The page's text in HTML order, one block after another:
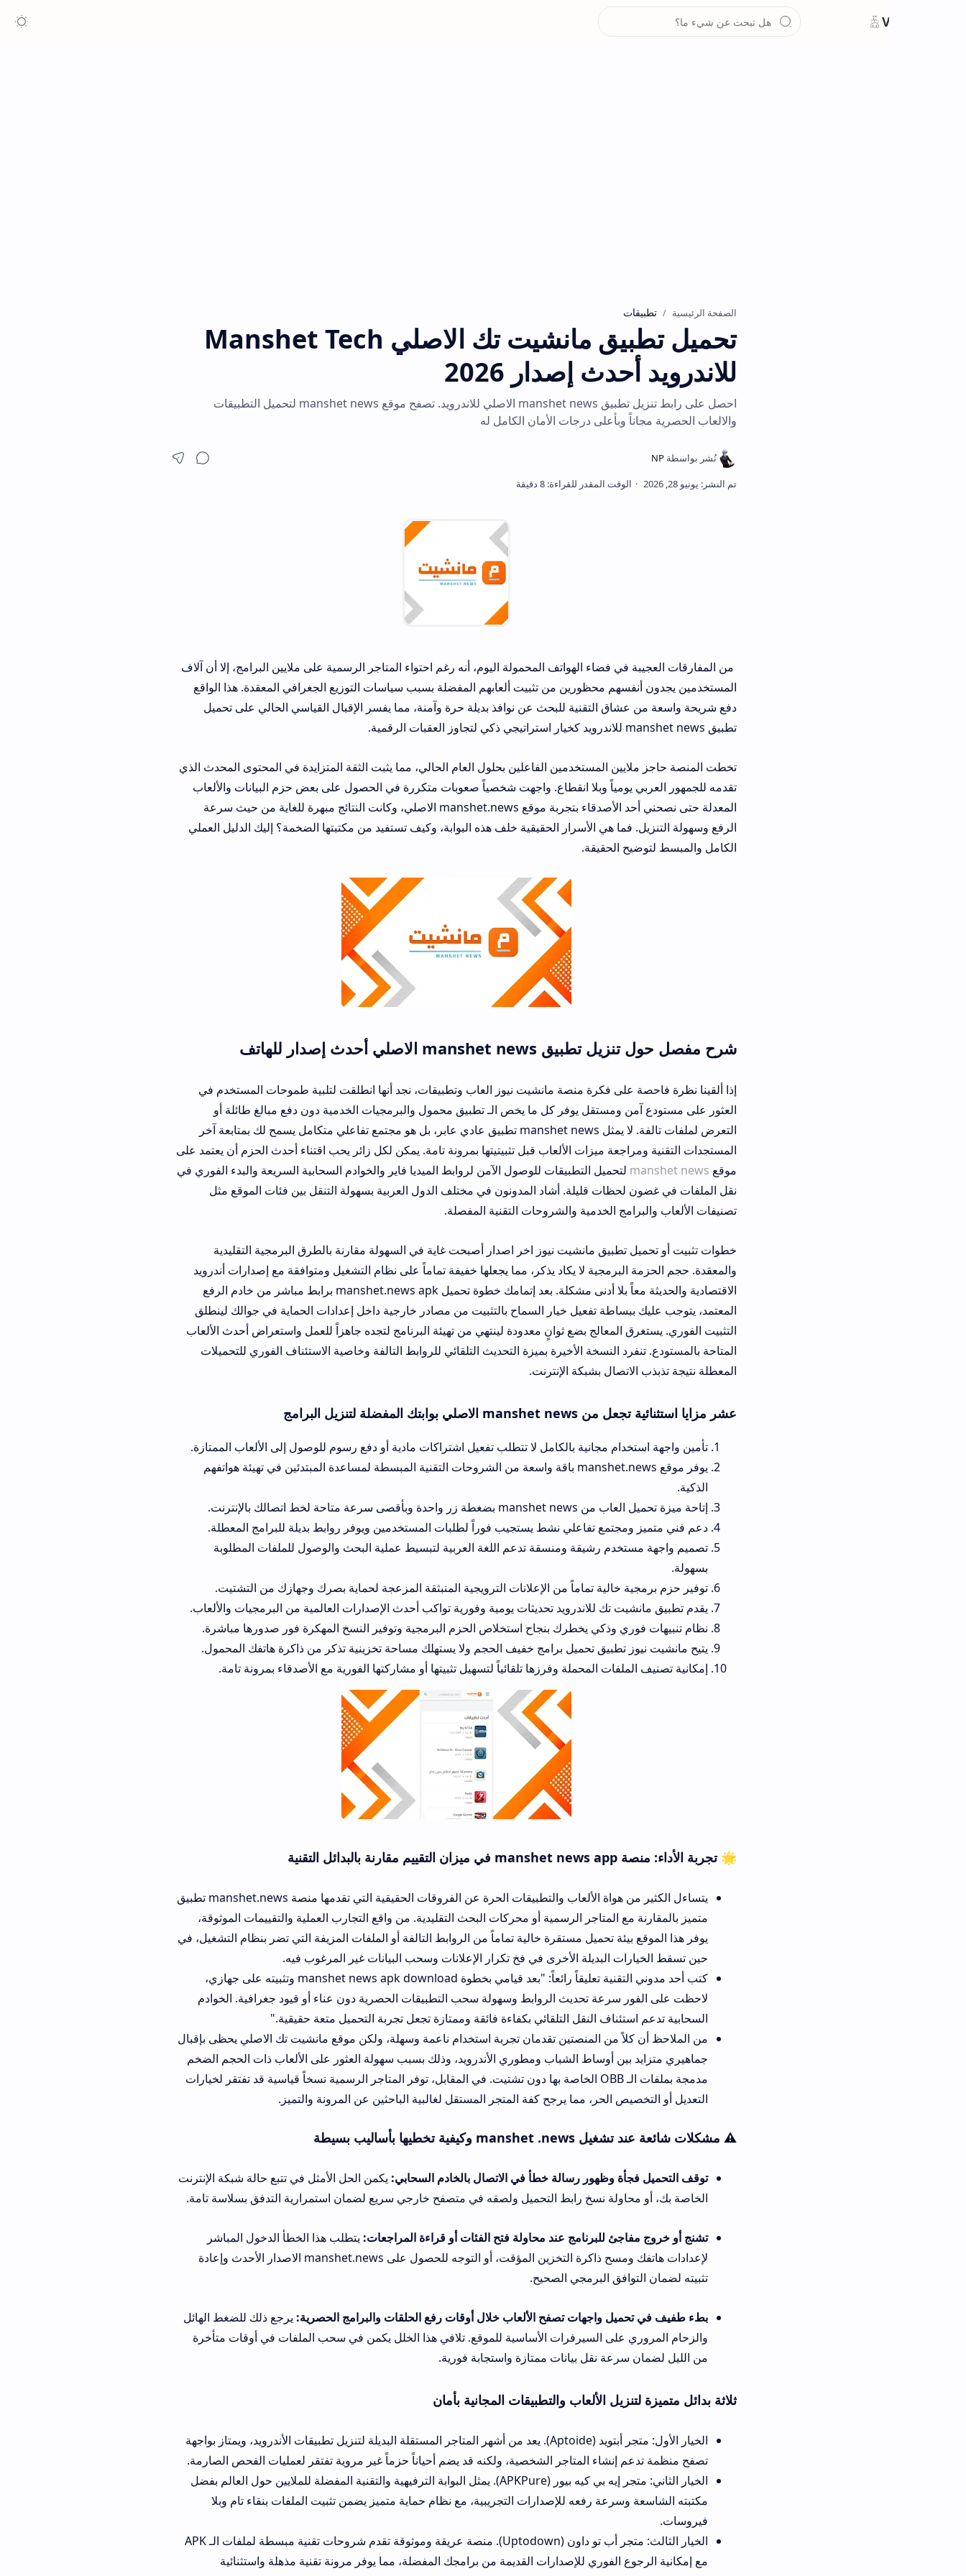
تطبيقات
تحميل تطبيق مانشيت تك الاصلي Manshet Tech
للاندرويد أحدث إصدار 2026
احصل على رابط تنزيل تطبيق manshet news الاصلي للاندرويد. تصفح موقع manshet news لتحميل التطبيقات
والالعاب الحصرية مجاناً وبأعلى درجات الأمان الكامل له
من المفارقات العجيبة في فضاء الهواتف المحمولة اليوم، أنه رغم احتواء المتاجر الرسمية على ملايين البرامج، إلا أن آلاف
المستخدمين يجدون أنفسهم محظورين من تثبيت ألعابهم المفضلة بسبب سياسات التوزيع الجغرافي المعقدة. هذا الواقع
دفع شريحة واسعة من عشاق التقنية للبحث عن نوافذ بديلة حرة وآمنة، مما يفسر الإقبال القياسي الحالي على تحميل
تخطت المنصة حاجز ملايين المستخدمين الفاعلين بحلول العام الحالي، مما يثبت الثقة المتزايدة في المحتوى المحدث الذي
تقدمه للجمهور العربي يومياً وبلا انقطاع. واجهت شخصياً صعوبات متكررة في الحصول على بعض حزم البيانات والألعاب
المعدلة حتى نصحني أحد الأصدقاء بتجربة موقع manshet.news الاصلي، وكانت النتائج مبهرة للغاية من حيث سرعة
الرفع وسهولة التنزيل. فما هي الأسرار الحقيقية خلف هذه البوابة، وكيف تستفيد من مكتبتها الضخمة؟ إليك الدليل العملي
الكامل والمبسط لتوضيح الحقيقة.
شرح مفصل حول تنزيل تطبيق manshet news الاصلي أحدث إصدار للهاتف
إذا ألقينا نظرة فاحصة على فكرة منصة مانشيت نيوز العاب وتطبيقات، نجد أنها انطلقت لتلبية طموحات المستخدم في
العثور على مستودع آمن ومستقل يوفر كل ما يخص الـ تطبيق محمول والبرمجيات الخدمية دون دفع مبالغ طائلة أو
التعرض لملفات تالفة. لا يمثل manshet news تطبيق عادي عابر، بل هو مجتمع تفاعلي متكامل يسمح لك بمتابعة آخر
المستجدات التقنية ومراجعة ميزات الألعاب قبل تثبيتيتها بمرونة تامة. يمكن لكل زائر يحب اقتناء أحدث الحزم أن يعتمد على
manshet newsلتحميل التطبيقات للوصول الآمن لروابط الميديا فاير والخوادم السحابية السريعة والبدء الفوري في
نقل الملفات في غضون لحظات قليلة. أشاد المدونون في مختلف الدول العربية بسهولة التنقل بين فئات الموقع مثل
تصنيفات الألعاب والبرامج الخدمية والشروحات التقنية المفصلة.
خطوات تثبيت أو تحميل تطبيق مانشيت نيوز اخر اصدار أصبحت غاية في السهولة مقارنة بالطرق البرمجية التقليدية
والمعقدة. حجم الحزمة البرمجية لا يكاد يذكر، مما يجعلها خفيفة تماماً على نظام التشغيل ومتوافقة مع إصدارات أندرويد
الاقتصادية والحديثة معاً بلا أدنى مشكلة. بعد إتمامك خطوة تحميل manshet.news apk برابط مباشر من خادم الرفع
المعتمد، يتوجب عليك ببساطة تفعيل خيار السماح بالتثبيت من مصادر خارجية داخل إعدادات الحماية في جوالك لينطلق
التثبيت الفوري. يستغرق المعالج بضع ثوانٍ معدودة لينتهي من تهيئة البرنامج لتجده جاهزاً للعمل واستعراض أحدث الألعاب
المتاحة بالمستودع. تنفرد النسخة الأخيرة بميزة التحديث التلقائي للروابط التالفة وخاصية الاستئناف الفوري للتحميلات
المعطلة نتيجة تذبذب الاتصال بشبكة الإنترنت.
عشر مزايا استثنائية تجعل من manshet news الاصلي بوابتك المفضلة لتنزيل البرامج
تأمين واجهة استخدام مجانية بالكامل لا تتطلب تفعيل اشتراكات مادية أو دفع رسوم للوصول إلى الألعاب الممتازة.
يوفر موقع manshet.news باقة واسعة من الشروحات التقنية المبسطة لمساعدة المبتدئين في تهيئة هواتفهم
إتاحة ميزة تحميل العاب من manshet news بضغطة زر واحدة وبأقصى سرعة متاحة لخط اتصالك بالإنترنت.
دعم فني متميز ومجتمع تفاعلي نشط يستجيب فوراً لطلبات المستخدمين ويوفر روابط بديلة للبرامج المعطلة.
تصميم واجهة مستخدم رشيقة ومنسقة تدعم اللغة العربية لتبسيط عملية البحث والوصول للملفات المطلوبة
توفير حزم برمجية خالية تماماً من الإعلانات الترويجية المنبثقة المزعجة لحماية بصرك وجهازك من التشتيت.
يقدم تطبيق مانشيت تك للاندرويد تحديثات يومية وفورية تواكب أحدث الإصدارات العالمية من البرمجيات والألعاب.
نظام تنبيهات فوري وذكي يخطرك بنجاح استخلاص الحزم البرمجية وتوفير النسخ المهكرة فور صدورها مباشرة.
يتيح مانشيت نيوز تطبيق تحميل برامج خفيف الحجم ولا يستهلك مساحة تخزينية تذكر من ذاكرة هاتفك المحمول.
إمكانية تصنيف الملفات المحملة وفرزها تلقائياً لتسهيل تثبيتها أو مشاركتها الفورية مع الأصدقاء بمرونة تامة.
🌟 تجربة الأداء: منصة manshet news app في ميزان التقييم مقارنة بالبدائل التقنية
يتساءل الكثير من هواة الألعاب والتطبيقات الحرة عن الفروقات الحقيقية التي تقدمها منصة manshet.news تطبيق
متميز بالمقارنة مع المتاجر الرسمية أو محركات البحث التقليدية. من واقع التجارب العملية والتقييمات الموثوقة،
يوفر هذا الموقع بيئة تحميل مستقرة خالية تماماً من الروابط التالفة أو الملفات المزيفة التي تضر بنظام التشغيل، في
حين تسقط الخيارات البديلة الأخرى في فخ تكرار الإعلانات وسحب البيانات غير المرغوب فيه.
كتب أحد مدوني التقنية تعليقاً رائعاً: "بعد قيامي بخطوة manshet news apk download وتثبيته على جهازي،
لاحظت على الفور سرعة تحديث الروابط وسهولة سحب التطبيقات الحصرية دون عناء أو قيود جغرافية. الخوادم
السحابية تدعم استئناف النقل التلقائي بكفاءة فائقة وممتازة تجعل تجربة التحميل متعة حقيقية."
من الملاحظ أن كلاً من المنصتين تقدمان تجربة استخدام ناعمة وسهلة، ولكن موقع مانشيت تك الاصلي يحظى بإقبال
جماهيري متزايد بين أوساط الشباب ومطوري الأندرويد، وذلك بسبب سهولة العثور على الألعاب ذات الحجم الضخم
مدمجة بملفات الـ OBB الخاصة بها دون تشتيت. في المقابل، توفر المتاجر الرسمية نسخاً قياسية قد تفتقر لخيارات
التعديل أو التخصيص الحر، مما يرجح كفة المتجر المستقل لغالبية الباحثين عن المرونة والتميز.
⚠️ مشكلات شائعة عند تشغيل manshet .news وكيفية تخطيها بأساليب بسيطة
توقف التحميل فجأة وظهور رسالة خطأ في الاتصال بالخادم السحابي:يكمن الحل الأمثل في تتبع حالة شبكة الإنترنت
الخاصة بك، أو محاولة نسخ رابط التحميل ولصقه في متصفح خارجي سريع لضمان استمرارية التدفق بسلاسة تامة.
تشنج أو خروج مفاجئ للبرنامج عند محاولة فتح الفئات أو قراءة المراجعات:يتطلب هذا الخطأ الدخول المباشر
لإعدادات هاتفك ومسح ذاكرة التخزين المؤقت، أو التوجه للحصول على manshet.news الاصدار الأحدث وإعادة
تثبيته لضمان التوافق البرمجي الصحيح.
بطء طفيف في تحميل واجهات تصفح الألعاب خلال أوقات رفع الحلقات والبرامج الحصرية:يرجع ذلك للضغط الهائل
والزحام المروري على السيرفرات الأساسية للموقع. تلافي هذا الخلل يكمن في سحب الملفات في أوقات متأخرة
من الليل لضمان سرعة نقل بيانات ممتازة واستجابة فورية.
ثلاثة بدائل متميزة لتنزيل الألعاب والتطبيقات المجانية بأمان
الخيار الأول: متجر أبتويد (Aptoide). يعد من أشهر المتاجر المستقلة البديلة لتنزيل تطبيقات الأندرويد، ويمتاز بواجهة
تصفح منظمة تدعم إنشاء المتاجر الشخصية، ولكنه قد يضم أحياناً حزماً غير مروية تفتقر لعمليات الفحص الصارمة.
الخيار الثاني: متجر إيه بي كيه بيور (APKPure). يمثل البوابة الترفيهية والتقنية المفضلة للملايين حول العالم بفضل
مكتبته الشاسعة وسرعة رفعه للإصدارات التجريبية، مع نظام حماية متميز يضمن تثبيت الملفات بنقاء تام وبلا
الخيار الثالث: متجر أب تو داون (Uptodown). منصة عريقة وموثوقة تقدم شروحات تقنية مبسطة لملفات الـ APK
مع إمكانية الرجوع الفوري للإصدارات القديمة من برامجك المفضلة، مما يوفر مرونة تقنية مذهلة واستثنائية